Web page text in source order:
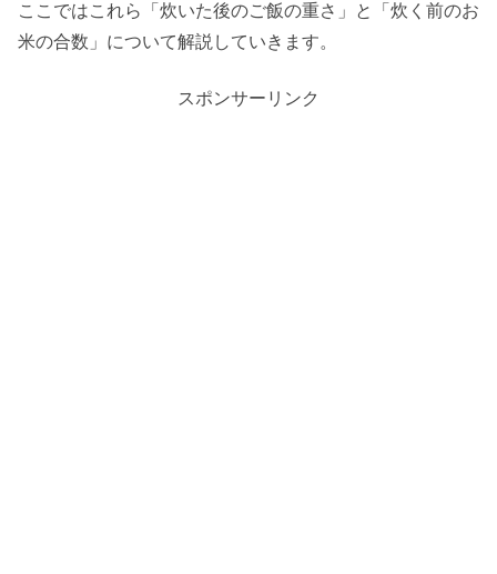
ここではこれら「炊いた後のご飯の重さ」と「炊く前のお
米の合数」について解説していきます。
スポンサーリンク